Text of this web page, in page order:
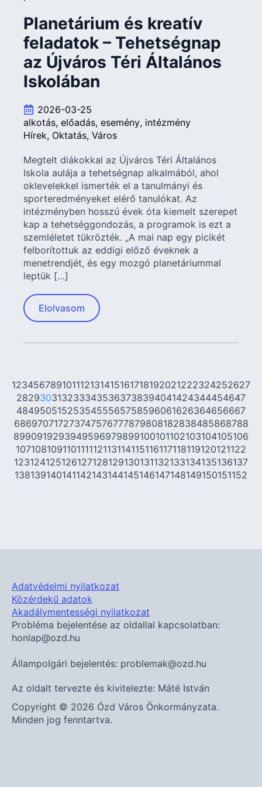
Planetárium és kreatív
feladatok – Tehetségnap
az Újváros Téri Általános
Iskolában
2026-03-25
alkotás előadás esemény intézmény
Hírek Oktatás Város
Megtelt diákokkal az Újváros Téri Általános
Iskola aulája a tehetségnap alkalmából, ahol
oklevelekkel ismerték el a tanulmányi és
sporteredményeket elérő tanulókat. Az
intézményben hosszú évek óta kiemelt szerepet
kap a tehetséggondozás, a programok is ezt a
szemléletet tükrözték. „A mai nap egy picikét
felborítottuk az eddigi előző éveknek a
menetrendjét, és egy mozgó planetáriummal
leptük […]
Elolvasom
123456789101112131415161718192021222324252627
2829303132333435363738394041424344454647
4849505152535455565758596061626364656667
686970717273747576777879808182838485868788
8990919293949596979899100101102103104105106
107108109110111112113114115116117118119120121122
123124125126127128129130131132133134135136137
138139140141142143144145146147148149150151152
Adatvédelmi nyilatkozat
Közérdekű adatok
Akadálymentességi nyilatkozat
Probléma bejelentése az oldallal kapcsolatban:
honlap@ozd.hu
Állampolgári bejelentés: problemak@ozd.hu
Az oldalt tervezte és kivitelezte: Máté István
Copyright © 2026 Ózd Város Önkormányzata.
Minden jog fenntartva.